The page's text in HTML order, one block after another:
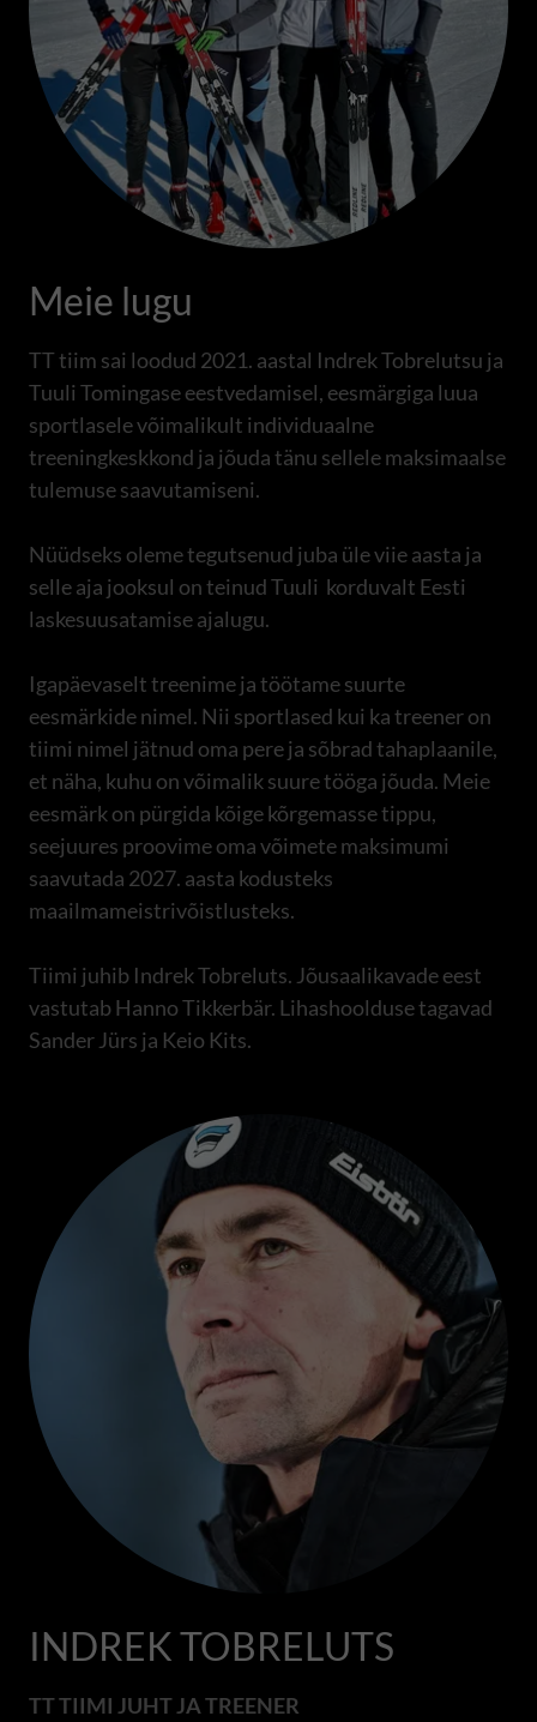
Meie lugu
TT tiim sai loodud 2021. aastal Indrek Tobrelutsu ja
Tuuli Tomingase eestvedamisel, eesmärgiga luua
sportlasele võimalikult individuaalne
treeningkeskkond ja jõuda tänu sellele maksimaalse
tulemuse saavutamiseni.
Nüüdseks oleme tegutsenud juba üle viie aasta ja
selle aja jooksul on teinud Tuuli korduvalt Eesti
laskesuusatamise ajalugu.
Igapäevaselt treenime ja töötame suurte
eesmärkide nimel. Nii sportlased kui ka treener on
tiimi nimel jätnud oma pere ja sõbrad tahaplaanile,
et näha, kuhu on võimalik suure tööga jõuda. Meie
eesmärk on pürgida kõige kõrgemasse tippu,
seejuures proovime oma võimete maksimumi
saavutada 2027. aasta kodusteks
maailmameistrivõistlusteks.
Tiimi juhib Indrek Tobreluts. Jõusaalikavade eest
vastutab Hanno Tikkerbär. Lihashoolduse tagavad
Sander Jürs ja Keio Kits.
INDREK TOBRELUTS
TT TIIMI JUHT JA TREENER